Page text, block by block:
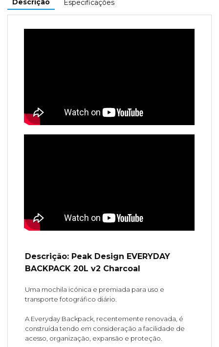
Especificações
Descrição: Peak Design EVERYDAY
BACKPACK 20L v2 Charcoal
Uma mochila icónica e premiada para uso e
transporte fotográfico diário.
A Everyday Backpack, recentemente renovada, é
construída tendo em consideração a facilidade de
acesso, organização, expansão e proteção.